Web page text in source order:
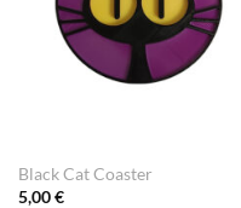
Black Cat Coaster
5,00€